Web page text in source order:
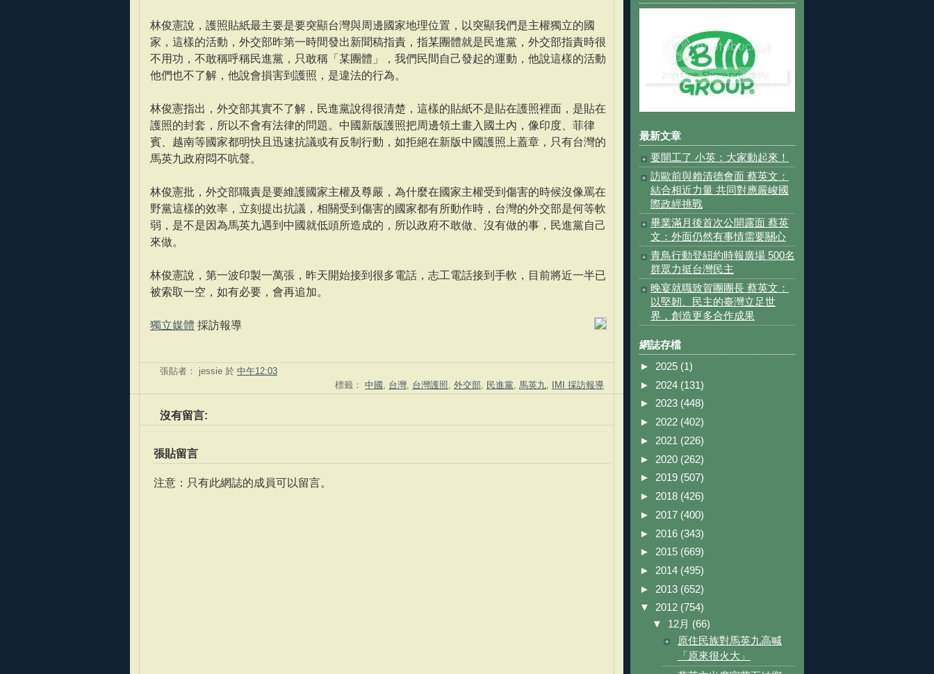
林俊憲說，護照貼紙最主要是要突顯台灣與周邊國家地理位置，以突顯我們是主權獨立的國
家，這樣的活動，外交部昨第一時間發出新聞稿指責，指某團體就是民進黨，外交部指責時很
不用功，不敢稱呼稱民進黨，只敢稱「某團體」，我們民間自己發起的運動，他說這樣的活動
他們也不了解，他說會損害到護照，是違法的行為。
林俊憲指出，外交部其實不了解，民進黨說得很清楚，這樣的貼紙不是貼在護照裡面，是貼在
護照的封套，所以不會有法律的問題。中國新版護照把周邊領土畫入國土內，像印度、菲律
賓、越南等國家都明快且迅速抗議或有反制行動，如拒絕在新版中國護照上蓋章，只有台灣的
馬英九政府悶不吭聲。
林俊憲批，外交部職責是要維護國家主權及尊嚴，為什麼在國家主權受到傷害的時候沒像罵在
野黨這樣的效率，立刻提出抗議，相關受到傷害的國家都有所動作時，台灣的外交部是何等軟
弱，是不是因為馬英九遇到中國就低頭所造成的，所以政府不敢做、沒有做的事，民進黨自己
來做。
林俊憲說，第一波印製一萬張，昨天開始接到很多電話，志工電話接到手軟，目前將近一半已
被索取一空，如有必要，會再追加。
獨立媒體 採訪報導
張貼者： jessie 於 中午12:03
標籤： 中國 台灣 台灣護照 外交部 民進黨 馬英九 IMI 採訪報導
沒有留言:
張貼留言
注意：只有此網誌的成員可以留言。
最新文章
要開工了 小英：大家動起來！
訪歐前與賴清德會面 蔡英文：
結合相近力量 共同對應嚴峻國
際政經挑戰
畢業滿月後首次公開露面 蔡英
文：外面仍然有事情需要關心
青鳥行動登紐約時報廣場 500名
群眾力挺台灣民主
晚宴就職致賀團團長 蔡英文：
以堅韌、民主的臺灣立足世
界，創造更多合作成果
網誌存檔
► 2025 (1)
► 2024 (131)
► 2023 (448)
► 2022 (402)
► 2021 (226)
► 2020 (262)
► 2019 (507)
► 2018 (426)
► 2017 (400)
► 2016 (343)
► 2015 (669)
► 2014 (495)
► 2013 (652)
▼ 2012 (754)
▼ 12月 (66)
原住民族對馬英九高喊
「原來很火大」